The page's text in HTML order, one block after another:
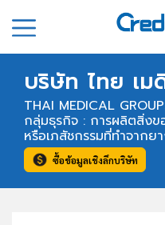
บริษัท ไทย เม
THAI MEDICAL
กลุ่มธุรกิจ : การผลิตสิ่งข
หรือเภสัชกรรมที่ทำจากย
ซื้อข้อมูลเชิงลึกบริษัท